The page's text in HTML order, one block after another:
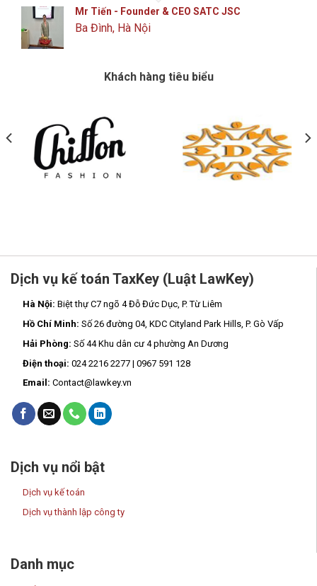
Mr Tiến - Founder & CEO SATC JSC
Ba Đình, Hà Nội
Khách hàng tiêu biểu
Dịch vụ kế toán TaxKey (Luật LawKey)
Hà Nội: Biệt thự C7 ngõ 4 Đỗ Đức Dục, P. Từ Liêm
Hồ Chí Minh: Số 26 đường 04, KDC Cityland Park Hills, P. Gò Vấp
Hải Phòng: Số 44 Khu dân cư 4 phường An Dương
Điện thoại: 024 2216 2277 | 0967 591 128
Email: Contact@lawkey.vn
Dịch vụ nổi bật
Dịch vụ kế toán
Dịch vụ thành lập công ty
Danh mục